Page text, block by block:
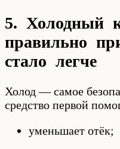
5. Холодный
правильно
стало легче
Холод — самое
средство первой
уменьшает отёк;